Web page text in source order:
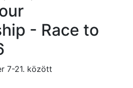
- Race to
7-21. között